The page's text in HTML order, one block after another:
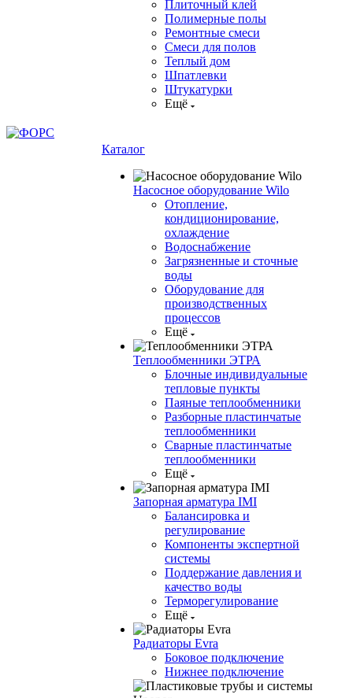
Плиточный клей
Полимерные полы
Ремонтные смеси
Смеси для полов
Теплый дом
Шпатлевки
Штукатурки
Ещё
Каталог
Насосное оборудование Wilo
Отопление,
кондиционирование,
охлаждение
Водоснабжение
Загрязненные и сточные
воды
Оборудование для
производственных
процессов
Ещё
Теплообменники ЭТРА
Блочные индивидуальные
тепловые пункты
Паяные теплообменники
Разборные пластинчатые
теплообменники
Сварные пластинчатые
теплообменники
Ещё
Запорная арматура IMI
Балансировка и
регулирование
Компоненты экспертной
системы
Поддержание давления и
качество воды
Терморегулирование
Ещё
Радиаторы Evra
Боковое подключение
Нижнее подключение